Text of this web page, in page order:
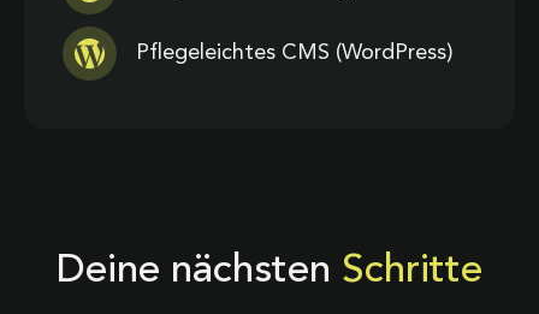
Pflegeleichtes CMS (WordPress)
Deine nächsten Schritte